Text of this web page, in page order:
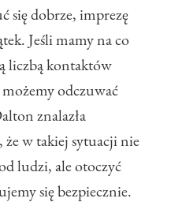
się dobrze, imprezę
Jeśli mamy na co
liczbą kontaktów
możemy odczuwać
znalazła
że w takiej sytuacji nie
ludzi, ale otoczyć
się bezpiecznie.